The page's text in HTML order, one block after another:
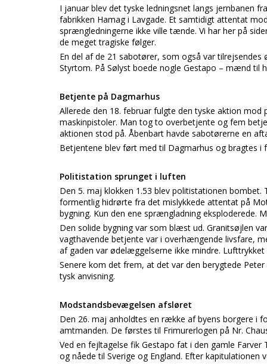
I januar blev det tyske ledningsnet langs jernbanen
fabrikken Hamag i Lavgade. Et samtidigt attentat
sprængledningerne ikke ville tænde. Vi har her på
de meget tragiske følger.
En del af de 21 sabotører, som også var
Styrtom. På Sølyst boede nogle Gestapo – mænd til
Betjente på Dagmarhus
Allerede den 18. februar fulgte den tyske aktion
maskinpistoler. Man tog to overbetjente og fem
aktionen stod på. Åbenbart havde sabotørerne en
Betjentene blev ført med til Dagmarhus og bragtes i
Politistation sprunget i luften
Den 5. maj klokken 1.53 blev politistationen
formentlig hidrørte fra det mislykkede attentat på
bygning. Kun den ene sprængladning eksploderede.
Den solide bygning var som blæst ud. Granitsøjlen
vagthavende betjente var i overhængende livsfare,
af gaden var ødelæggelserne ikke mindre.
Senere kom det frem, at det var den berygtede
tysk anvisning.
Modstandsbevægelsen afsløret
Den 26. maj anholdtes en række af byens borgere i
amtmanden. De førstes til Frimurerlogen på Nr.
Ved en fejltagelse fik Gestapo fat i den gamle Farver
og nåede til Sverige og England. Efter kapitulationen